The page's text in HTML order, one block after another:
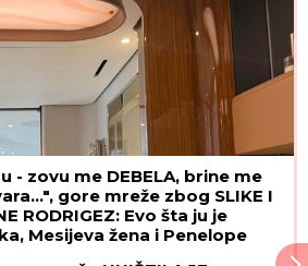
- zovu me DEBELA, brine me
gore mreže zbog SLIKE I
RODRIGEZ: Evo šta ju je
Mesijeva žena i Penelope